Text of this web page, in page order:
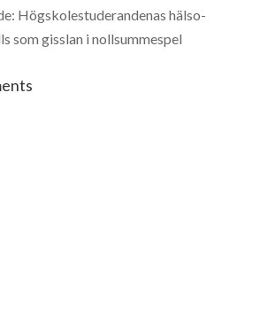
Högskolestuderandenas hälso-
som gisslan i nollsummespel